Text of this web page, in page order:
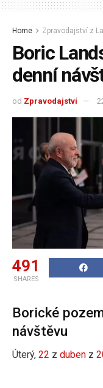
Home Zpravodajství z
Boric
denní
od Zpravodajství
491
SHARES
Borické
návštěvu
Úterý, 22 z duben z